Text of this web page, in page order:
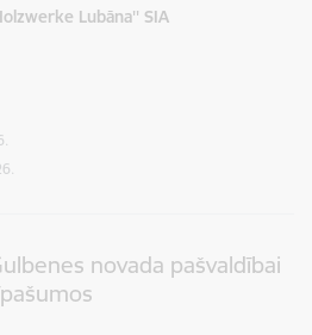
Lubāna'' SIA
novada pašvaldībai